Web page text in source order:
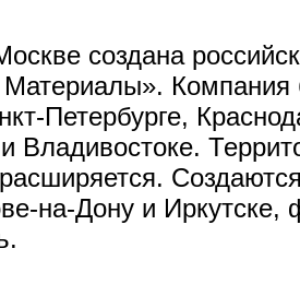
создана
Компания
Петербурге,
Владивостоке.
на-Дону и Иркутске,